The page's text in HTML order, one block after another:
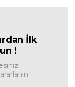
İlk
!
!